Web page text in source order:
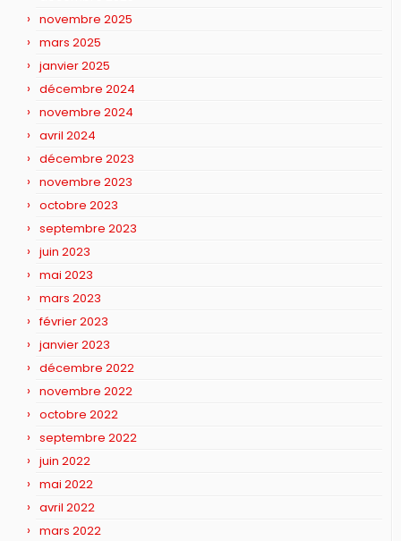
novembre 2025
mars 2025
janvier 2025
décembre 2024
novembre 2024
avril 2024
décembre 2023
novembre 2023
octobre 2023
septembre 2023
juin 2023
mai 2023
mars 2023
février 2023
janvier 2023
décembre 2022
novembre 2022
octobre 2022
septembre 2022
juin 2022
mai 2022
avril 2022
mars 2022